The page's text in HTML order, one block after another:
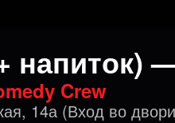
напиток)
Crew
14а (Вход во